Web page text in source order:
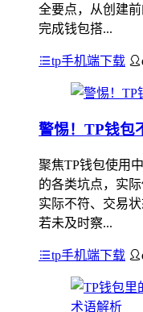
全要点，从创建
完成钱包搭...
tp手机端下载
警惕！TP钱包
聚焦TP钱包使用
的各类坑点，实
实际不符、交易
若未及时察...
tp手机端下载